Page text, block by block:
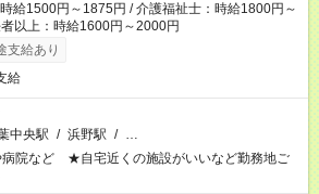
給1500円～1875円 / 介護福祉士：時給1800円～
以上：時給1600円～2000円
支給あり
給
中央駅 / 浜野駅 / …
病院など ★自宅近くの施設がいいなど勤務地ご